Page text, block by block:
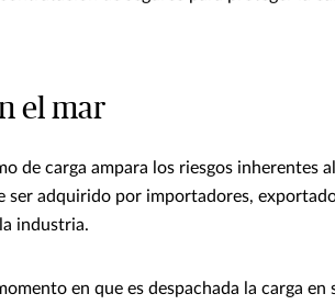
el mar
de carga ampara los riesgos inherentes
ser adquirido por importadores,
industria.
en que es despachada la carga en